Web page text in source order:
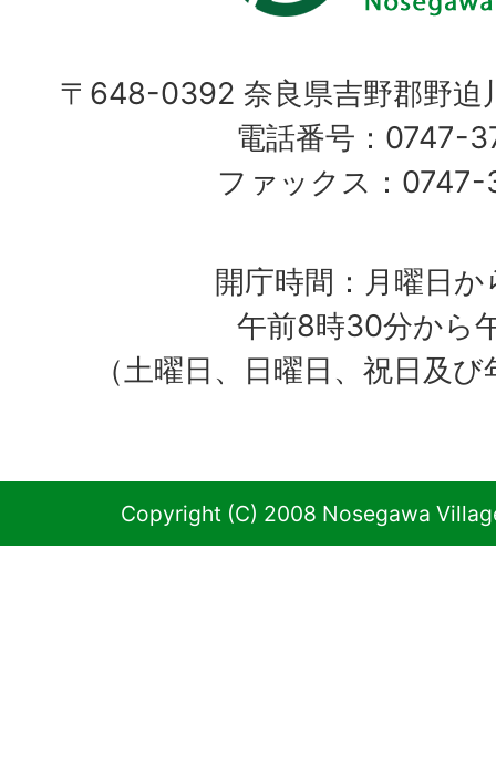
〒648-0392 奈良県吉野郡野迫
電話番号：0747-
ファックス：
開庁時間：月曜日か
午前8時30分から
（土曜日、日曜日、祝日及
Copyright (C) 2008 Nosegawa